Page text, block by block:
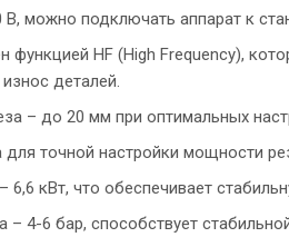
можно подключать аппарат к
HF (High Frequency),
деталей.
– до 20 мм при оптимальных
для точной настройки мощности
кВт, что обеспечивает
4-6 бар, способствует